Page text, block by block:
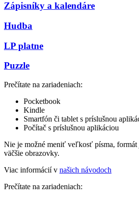
Zápisníky a kalendáre
Hudba
LP platne
Puzzle
Prečítate na zariadeniach:
Pocketbook
Kindle
Smartfón či tablet s príslušnou
Počítač s príslušnou aplikáciou
Nie je možné meniť veľkosť písma, formát
väčšie obrazovky.
Viac informácií v našich návodoch
Prečítate na zariadeniach: